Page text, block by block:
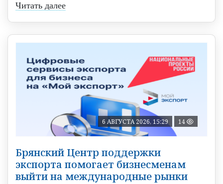
Читать далее
6 АВГУСТА 2026, 15:29 14
Брянский Центр поддержки
экспорта помогает бизнесменам
выйти на международные рынки